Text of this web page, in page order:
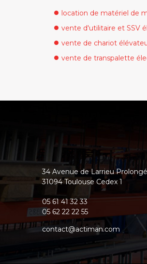
location de matériel de
vente d'utilitaire et SSV
vente de chariot
vente de transpalette
34 Avenue de Larrieu
31094 Toulouse Cedex 1
05 61 41 32 33
05 62 22 22 55
contact@actiman.com